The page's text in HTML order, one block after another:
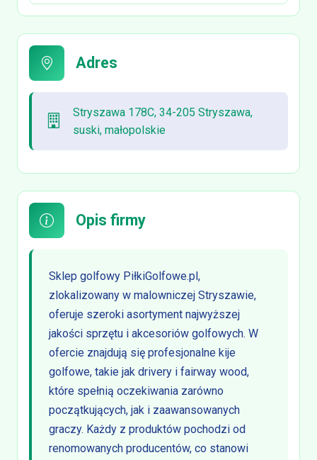
Adres
Stryszawa 178C, 34-205 Stryszawa,
suski, małopolskie
Opis firmy
Sklep golfowy PiłkiGolfowe.pl,
zlokalizowany w malowniczej Stryszawie,
oferuje szeroki asortyment najwyższej
jakości sprzętu i akcesoriów golfowych. W
ofercie znajdują się profesjonalne kije
golfowe, takie jak drivery i fairway wood,
które spełnią oczekiwania zarówno
początkujących, jak i zaawansowanych
graczy. Każdy z produktów pochodzi od
renomowanych producentów, co stanowi